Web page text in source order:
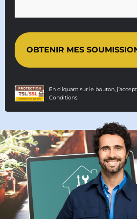
En cliquant sur le bouton,
Conditions